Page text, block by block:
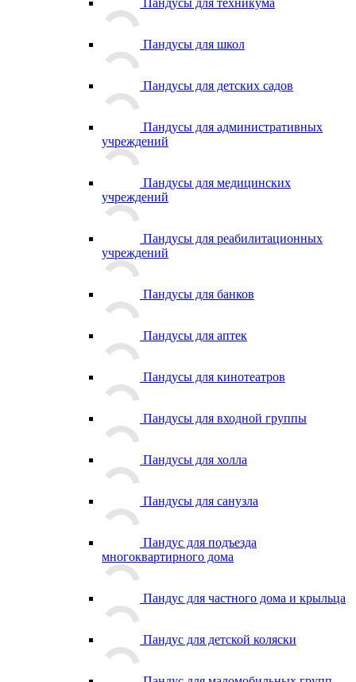
Пандусы для техникума
Пандусы для школ
Пандусы для детских садов
Пандусы для административных
учреждений
Пандусы для медицинских
учреждений
Пандусы для реабилитационных
учреждений
Пандусы для банков
Пандусы для аптек
Пандусы для кинотеатров
Пандусы для входной группы
Пандусы для холла
Пандусы для санузла
Пандус для подъезда
многоквартирного дома
Пандус для частного дома и крыльца
Пандус для детской коляски